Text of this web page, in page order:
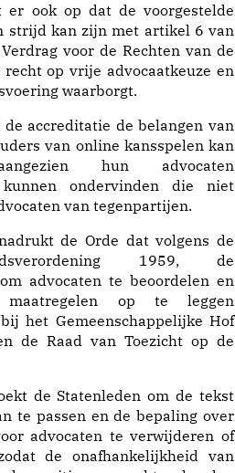
er ook op dat de voorgestelde
strijd kan zijn met artikel 6 van
voor de Rechten van de
op vrije advocaatkeuze en
waarborgt.
de accreditatie de belangen van
van online kansspelen kan
hun advocaten
kunnen ondervinden die niet
van tegenpartijen.
de Orde dat volgens de
1959, de
advocaten te beoordelen en
maatregelen op te leggen
het Gemeenschappelijke Hof
de Raad van Toezicht op de
de Statenleden om de tekst
te passen en de bepaling over
advocaten te verwijderen of
de onafhankelijkheid van